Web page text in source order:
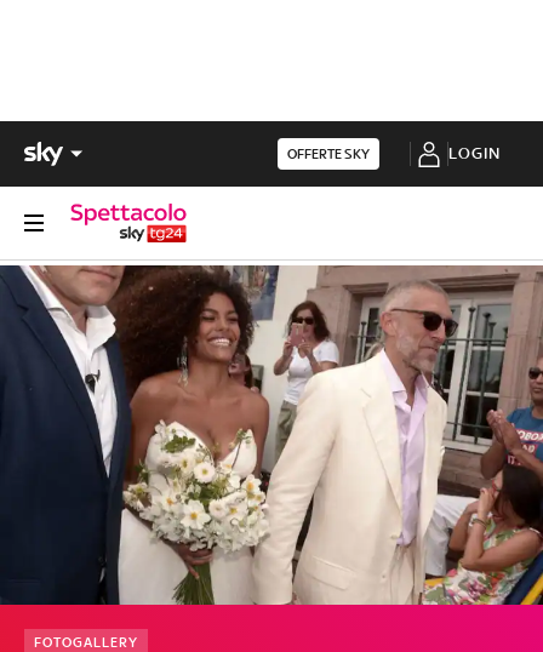
OFFERTE SKY LOGIN
FOTOGALLERY